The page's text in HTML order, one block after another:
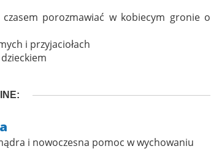
porozmawiać w kobiecym gronie o
i przyjaciołach
i nowoczesna pomoc w wychowaniu